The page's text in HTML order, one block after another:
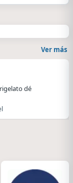
Ver más
dé